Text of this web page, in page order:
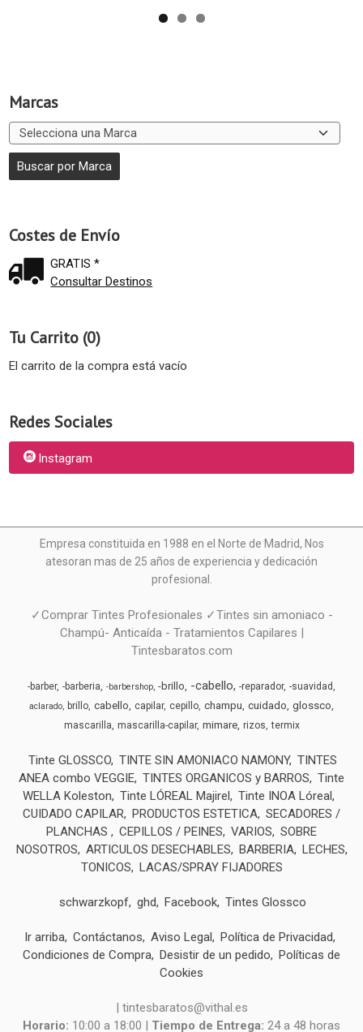
Marcas
Costes de Envío
GRATIS *
Consultar Destinos
Tu Carrito (0)
El carrito de la compra está vacío
Redes Sociales
Instagram
Empresa constituida en 1988 en el Norte de Madrid, Nos
atesoran mas de 25 años de experiencia y dedicación
profesional.
✓Comprar Tintes Profesionales ✓Tintes sin amoniaco -
Champú- Anticaída - Tratamientos Capilares |
Tintesbaratos.com
-barber -barberia -barbershop -brillo -cabello -reparador -suavidad
aclarado brillo cabello capilar cepillo champu cuidado glossco
mascarilla mascarilla-capilar mimare rizos termix
Tinte GLOSSCO TINTE SIN AMONIACO NAMONY TINTES
ANEA combo VEGGIE TINTES ORGANICOS y BARROS
Tinte
WELLA Koleston
Tinte LÓREAL Majirel
Tinte INOA Lóreal
CUIDADO CAPILAR PRODUCTOS ESTETICA SECADORES /
PLANCHAS
CEPILLOS / PEINES VARIOS
SOBRE
NOSOTROS
ARTICULOS DESECHABLES BARBERIA LECHES,
TONICOS
LACAS/SPRAY FIJADORES
schwarzkopf ghd Facebook Tintes Glossco
Ir arriba Contáctanos Aviso Legal
Política de Privacidad
Condiciones de Compra Desistir de un pedido
Políticas de
Cookies
| tintesbaratos@vithal.es
Horario: 10:00 a 18:00 | Tiempo de Entrega: 24 a 48 horas